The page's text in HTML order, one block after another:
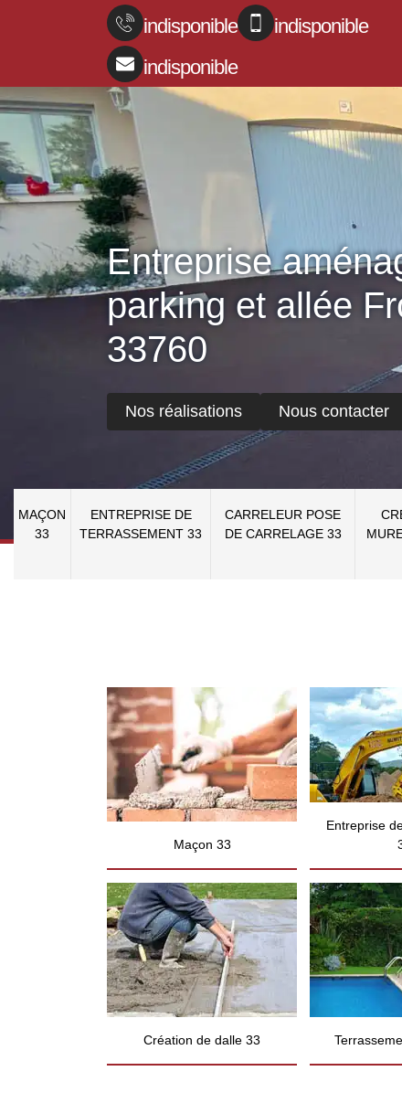
indisponible
indisponible
indisponible
Entreprise
parking et allée
33760
Nos réalisations Nous contacter
MAÇON
33
ENTREPRISE DE
TERRASSEMENT 33
CARRELEUR POSE
DE CARRELAGE 33
Maçon 33
Entreprise
Création de dalle 33